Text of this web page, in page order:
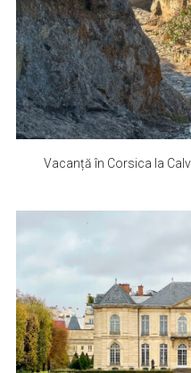
Vacanță în Corsica la